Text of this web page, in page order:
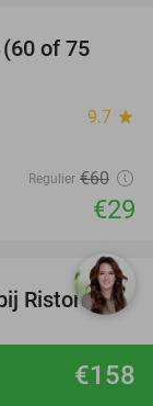
€158
52%
of 75
9.7 star
Regulier €60
€29
41%
Ristorante
9.7star